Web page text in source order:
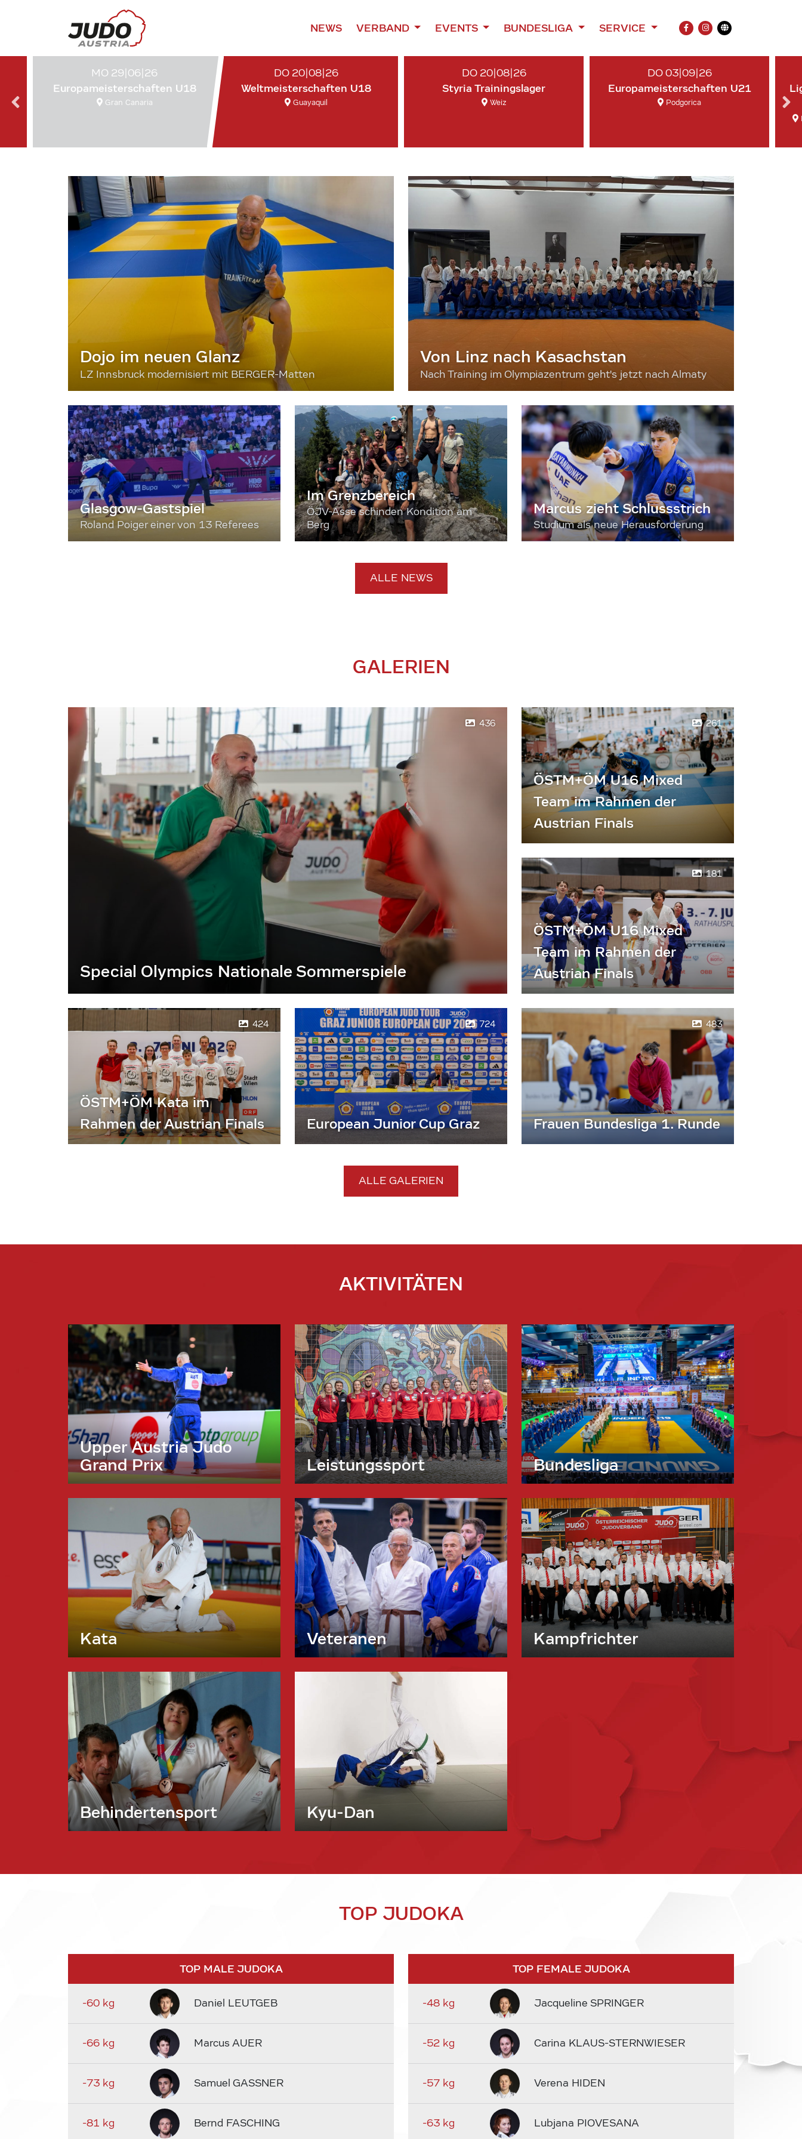
NEWS VERBAND EVENTS BUNDESLIGA SERVICE
FACEBOOK
INSTAGRAM
Übersetzung
MO 29|06|26
Europameisterschaften U18
Gran Canaria
DO 20|08|26
Weltmeisterschaften U18
Guayaquil
DO 20|08|26
Styria Trainingslager
Weiz
DO 03|09|26
Europameisterschaften U21
Podgorica
Dojo im neuen Glanz
LZ Innsbruck modernisiert mit BERGER-Matten
Von Linz nach Kasachstan
Nach Training im Olympiazentrum geht's jetzt nach Almaty
Glasgow-Gastspiel
Roland Poiger einer von 13 Referees
Im Grenzbereich
ÖJV-Asse schinden Kondition am
Berg
Marcus zieht Schlussstrich
Studium als neue Herausforderung
ALLE NEWS
GALERIEN
436
Special Olympics Nationale Sommerspiele
261
ÖSTM+ÖM U16 Mixed
Team im Rahmen der
Austrian Finals
181
ÖSTM+ÖM U16 Mixed
Team im Rahmen der
Austrian Finals
424
ÖSTM+ÖM Kata im
Rahmen der Austrian Finals
724
European Junior Cup Graz
483
Frauen Bundesliga 1. Runde
ALLE GALERIEN
AKTIVITÄTEN
Upper Austria Judo
Grand Prix
Leistungssport Bundesliga
Kata Veteranen Kampfrichter
Behindertensport Kyu-Dan
TOP JUDOKA
TOP MALE JUDOKA
-60 kg Daniel LEUTGEB
-66 kg Marcus AUER
-73 kg Samuel GASSNER
-81 kg Bernd FASCHING
TOP FEMALE JUDOKA
-48 kg Jacqueline SPRINGER
-52 kg Carina KLAUS-STERNWIESER
-57 kg Verena HIDEN
-63 kg Lubjana PIOVESANA